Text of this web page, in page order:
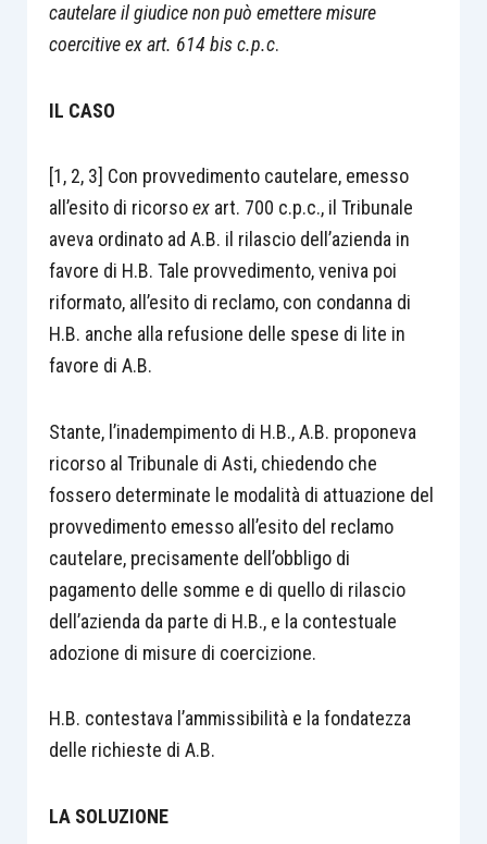
cautelare il giudice non può emettere misure
coercitive ex art. 614 bis c.p.c.
IL CASO
[1, 2, 3] Con provvedimento cautelare, emesso
all’esito di ricorsoex art. 700 c.p.c., il Tribunale
aveva ordinato ad A.B. il rilascio dell’azienda in
favore di H.B. Tale provvedimento, veniva poi
riformato, all’esito di reclamo, con condanna di
H.B. anche alla refusione delle spese di lite in
favore di A.B.
Stante, l’inadempimento di H.B., A.B. proponeva
ricorso al Tribunale di Asti, chiedendo che
fossero determinate le modalità di attuazione del
provvedimento emesso all’esito del reclamo
cautelare, precisamente dell’obbligo di
pagamento delle somme e di quello di rilascio
dell’azienda da parte di H.B., e la contestuale
adozione di misure di coercizione.
H.B. contestava l’ammissibilità e la fondatezza
delle richieste di A.B.
LA SOLUZIONE